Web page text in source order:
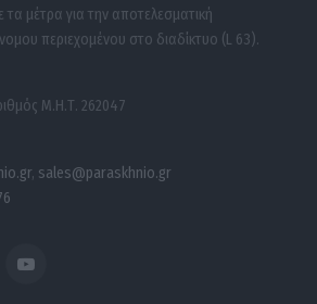
τα μέτρα για την αποτελεσματική
περιεχομένου στο διαδίκτυο (L 63).
Μ.Η.Τ. 262047
, sales@paraskhnio.gr
YouTube